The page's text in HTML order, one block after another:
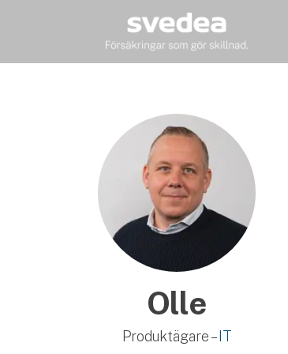
Olle
Produktägare – IT